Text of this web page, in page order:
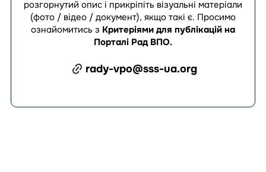
розгорнутий опис і прикріпіть візуальні матеріали
(фото / відео / документ), якщо такі є. Просимо
ознайомитись з Критеріями для публікацій на
Порталі Рад ВПО.
rady-vpo@sss-ua.org